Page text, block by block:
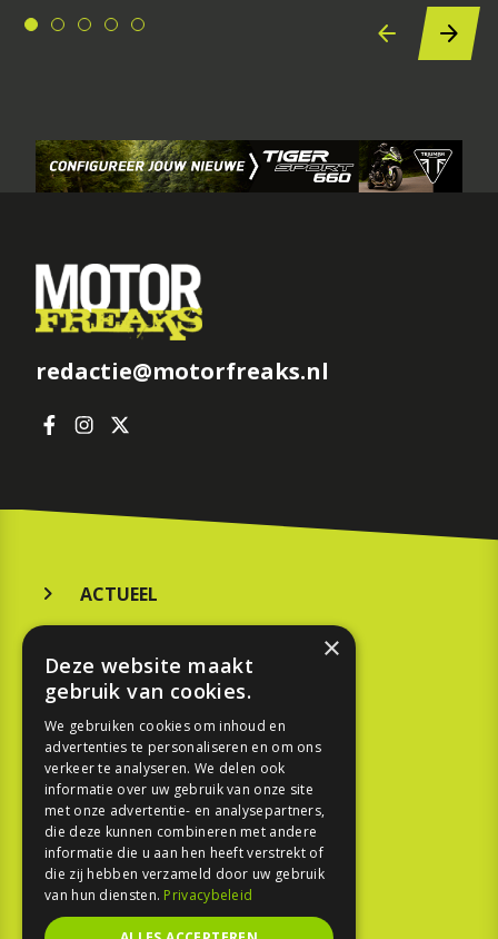
redactie@motorfreaks.nl
ACTUEEL
KOOPGIDS
TESTEN
SPORT
REPORTAGE
TOUREN
NIEUWSBRIEF
×
Deze website maakt
gebruik van cookies.
We gebruiken cookies om inhoud en
advertenties te personaliseren en om ons
verkeer te analyseren. We delen ook
informatie over uw gebruik van onze site
met onze advertentie- en analysepartners,
die deze kunnen combineren met andere
informatie die u aan hen heeft verstrekt of
die zij hebben verzameld door uw gebruik
van hun diensten. Privacybeleid